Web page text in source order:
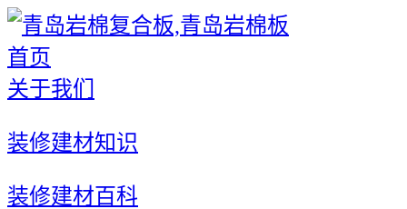
首页
关于我们
装修建材知识
装修建材百科